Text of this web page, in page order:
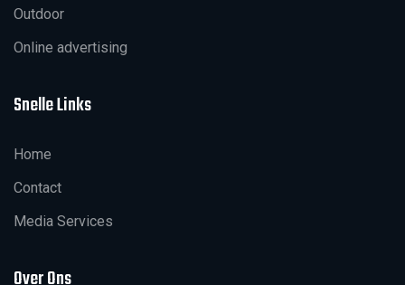
Outdoor
Online advertising
Snelle Links
Home
Contact
Media Services
Over Ons